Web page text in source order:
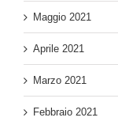
Maggio 2021
Aprile 2021
Marzo 2021
Febbraio 2021